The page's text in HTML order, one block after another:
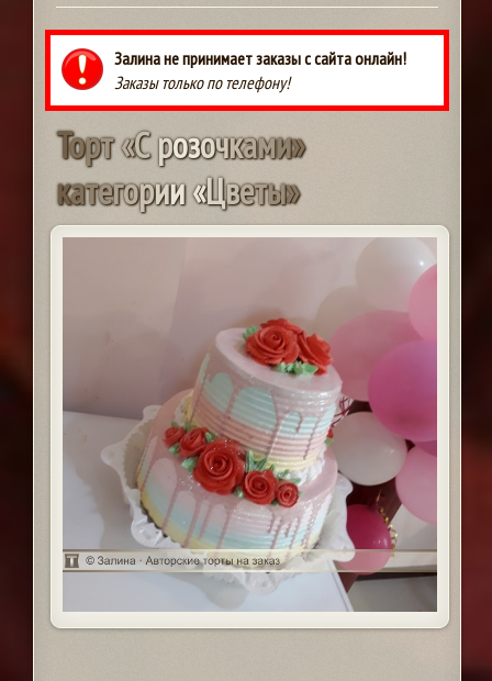
Залина не принимает заказы с сайта онлайн!
Заказы только по телефону!
Торт«Срозочками»
категории«Цветы»